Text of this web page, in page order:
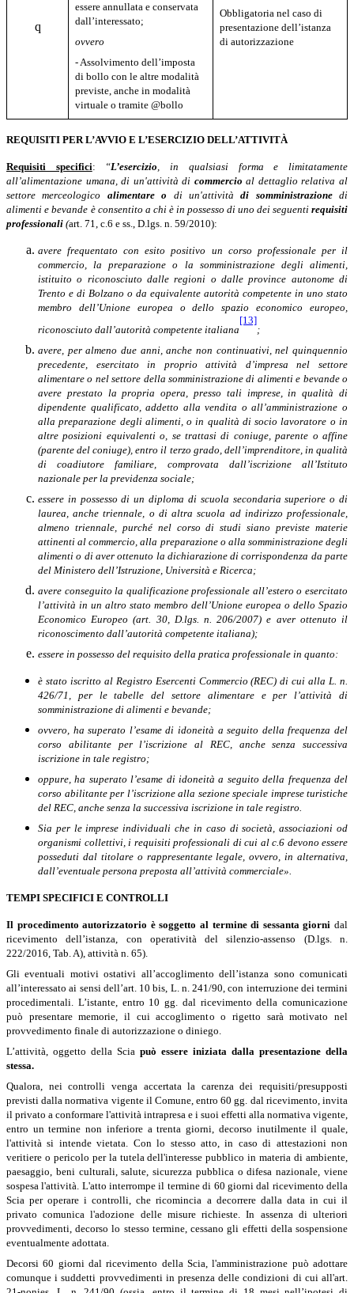
q
essere annullata e conservata
dall’interessato;
ovvero
- Assolvimento dell’imposta
di bollo con le altre modalità
previste, anche in modalità
virtuale o tramite @bollo
Obbligatoria nel caso di
presentazione dell’istanza
di autorizzazione
REQUISITI PER L’AVVIO E L’ESERCIZIO DELL’ATTIVITÀ
Requisiti specifici: “L’esercizio, in qualsiasi forma e limitatamente
all’alimentazione umana, di un'attività di commercioal dettaglio relativa al
settore merceologico alimentare o di un'attivitàdi somministrazionedi
alimenti e bevande è consentito a chi è in possesso di uno dei seguenti requisiti
professionali (art. 71, c.6 e ss., D.lgs. n. 59/2010):
avere frequentato con esito positivo un corso professionale per il
commercio, la preparazione o la somministrazione degli alimenti,
istituito o riconosciuto dalle regioni o dalle province autonome di
Trento e di Bolzano o da equivalente autorità competente in uno stato
membro dell’Unione europea o dello spazio economico europeo,
riconosciuto dall’autorità competente italiana
[13]
;
avere, per almeno due anni, anche non continuativi, nel quinquennio
precedente, esercitato in proprio attività d’impresa nel settore
alimentare o nel settore della somministrazione di alimenti e bevande o
avere prestato la propria opera, presso tali imprese, in qualità di
dipendente qualificato, addetto alla vendita o all’amministrazione o
alla preparazione degli alimenti, o in qualità di socio lavoratore o in
altre posizioni equivalenti o, se trattasi di coniuge, parente o affine
(parente del coniuge), entro il terzo grado, dell’imprenditore, in qualità
di coadiutore familiare, comprovata dall’iscrizione all’Istituto
nazionale per la previdenza sociale;
essere in possesso di un diploma di scuola secondaria superiore o di
laurea, anche triennale, o di altra scuola ad indirizzo professionale,
almeno triennale, purché nel corso di studi siano previste materie
attinenti al commercio, alla preparazione o alla somministrazione degli
alimenti o di aver ottenuto la dichiarazione di corrispondenza da parte
del Ministero dell’Istruzione, Università e Ricerca;
avere conseguito la qualificazione professionale all’estero o esercitato
l’attività in un altro stato membro dell’Unione europea o dello Spazio
Economico Europeo (art. 30, D.lgs. n. 206/2007) e aver ottenuto il
riconoscimento dall’autorità competente italiana);
essere in possesso del requisito della pratica professionale in quanto:
è stato iscritto al Registro Esercenti Commercio (REC) di cui alla L. n.
426/71, per le tabelle del settore alimentare e per l’attività di
somministrazione di alimenti e bevande;
ovvero, ha superato l’esame di idoneità a seguito della frequenza del
corso abilitante per l’iscrizione al REC, anche senza successiva
iscrizione in tale registro;
oppure, ha superato l’esame di idoneità a seguito della frequenza del
corso abilitante per l’iscrizione alla sezione speciale imprese turistiche
del REC, anche senza la successiva iscrizione in tale registro.
Sia per le imprese individuali che in caso di società, associazioni od
organismi collettivi, i requisiti professionali di cui al c.6 devono essere
posseduti dal titolare o rappresentante legale, ovvero, in alternativa,
dall’eventuale persona preposta all’attività commerciale».
TEMPI SPECIFICI E CONTROLLI
Il procedimento autorizzatorio è soggetto al termine di sessanta giorni dal
ricevimento dell’istanza, con operatività del silenzio-assenso (D.lgs. n.
222/2016, Tab. A), attività n. 65).
Gli eventuali motivi ostativi all’accoglimento dell’istanza sono comunicati
all’interessato ai sensi dell’art. 10 bis, L. n. 241/90, con interruzione dei termini
procedimentali. L’istante, entro 10 gg. dal ricevimento della comunicazione
può presentare memorie, il cui accoglimento o rigetto sarà motivato nel
provvedimento finale di autorizzazione o diniego.
L’attività, oggetto della Scia può essere iniziata dalla presentazione della
stessa.
Qualora, nei controlli venga accertata la carenza dei requisiti/presupposti
previsti dalla normativa vigente il Comune, entro 60 gg. dal ricevimento, invita
il privato a conformare l'attività intrapresa e i suoi effetti alla normativa vigente,
entro un termine non inferiore a trenta giorni, decorso inutilmente il quale,
l'attività si intende vietata. Con lo stesso atto, in caso di attestazioni non
veritiere o pericolo per la tutela dell'interesse pubblico in materia di ambiente,
paesaggio, beni culturali, salute, sicurezza pubblica o difesa nazionale, viene
sospesa l'attività. L'atto interrompe il termine di 60 giorni dal ricevimento della
Scia per operare i controlli, che ricomincia a decorrere dalla data in cui il
privato comunica l'adozione delle misure richieste. In assenza di ulteriori
provvedimenti, decorso lo stesso termine, cessano gli effetti della sospensione
eventualmente adottata.
Decorsi 60 giorni dal ricevimento della Scia, l'amministrazione può adottare
comunque i suddetti provvedimenti in presenza delle condizioni di cui all'art.